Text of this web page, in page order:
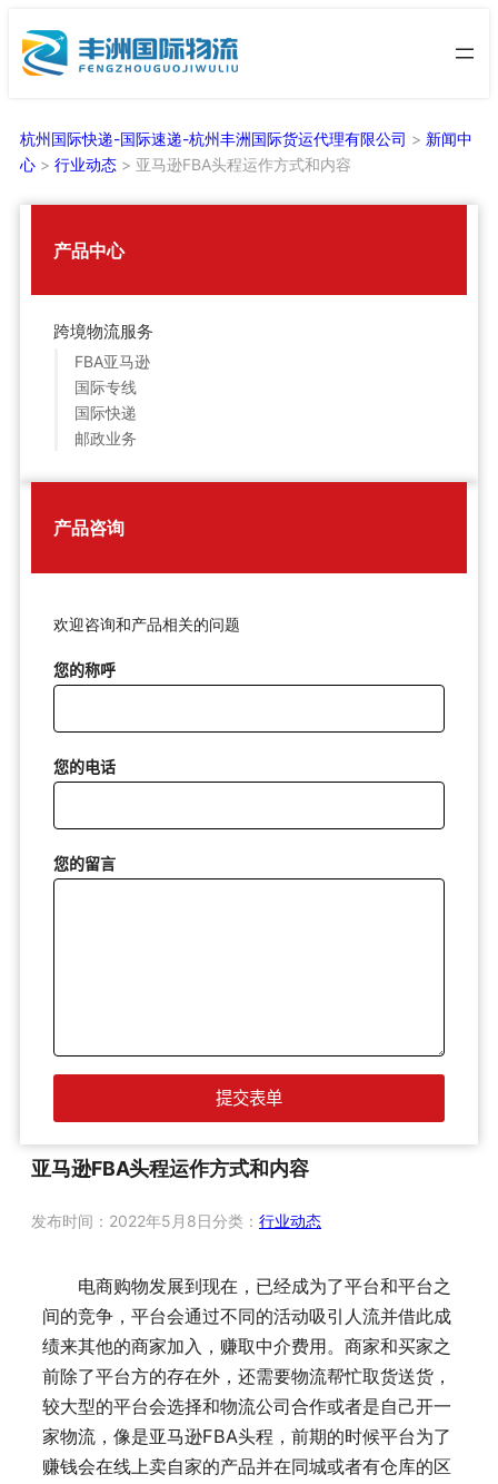
至
杭州国际快递-国际速递-杭州丰洲国际货运代理有限公司 > 新闻中
心 > 行业动态 > 亚马逊FBA头程运作方式和内容
产品中心
跨境物流服务
FBA亚马逊
国际专线
国际快递
邮政业务
产品咨询
欢迎咨询和产品相关的问题
您的称呼
您的电话
您的留言
亚马逊FBA头程运作方式和内容
发布时间： 2022年5月8日分类： 行业动态
电商购物发展到现在，已经成为了平台和平台之
间的竞争，平台会通过不同的活动吸引人流并借此成
绩来其他的商家加入，赚取中介费用。商家和买家之
前除了平台方的存在外，还需要物流帮忙取货送货，
较大型的平台会选择和物流公司合作或者是自己开一
家物流，像是亚马逊FBA头程，前期的时候平台为了
赚钱会在线上卖自家的产品并在同城或者有仓库的区